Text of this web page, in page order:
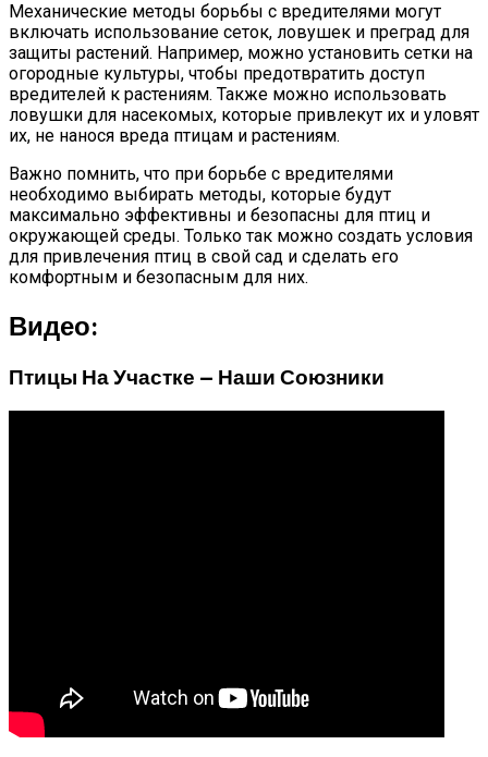
Механические методы борьбы с вредителями могут
включать использование сеток, ловушек и преград для
защиты растений. Например, можно установить сетки на
огородные культуры, чтобы предотвратить доступ
вредителей к растениям. Также можно использовать
ловушки для насекомых, которые привлекут их и уловят
их, не нанося вреда птицам и растениям.
Важно помнить, что при борьбе с вредителями
необходимо выбирать методы, которые будут
максимально эффективны и безопасны для птиц и
окружающей среды. Только так можно создать условия
для привлечения птиц в свой сад и сделать его
комфортным и безопасным для них.
Видео:
Птицы На Участке — Наши Союзники